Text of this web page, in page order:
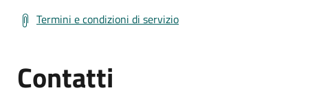
Termini e condizioni di servizio
Contatti